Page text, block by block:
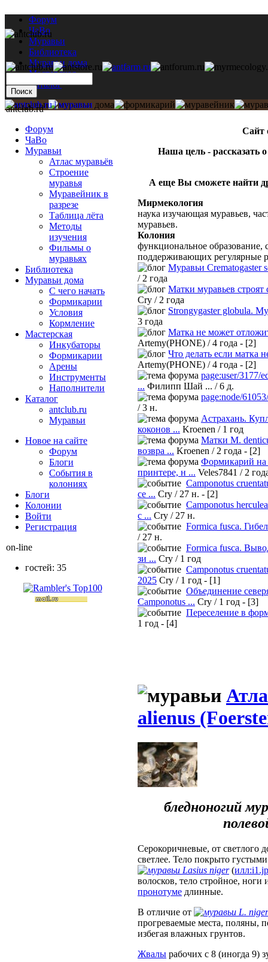
Форум
ЧаВо
Муравьи
Библиотека
Муравьи дома
Мастерская
Каталог
Cайт
Наша цель - рассказать
А еще Вы сможете найти
Мирмекология
наука изучающая муравьев,
муравьев.
Колония
функциональное образование,
поддерживающих регулярные
Муравьи Crematogaster
/ 2 года
Матки муравьев строят
Cry / 2 года
Strongygaster globula.
3 года
Матка не может
Artemy(PHONE) / 4 года - [2]
Что делать если матка
Artemy(PHONE) / 4 года - [2]
page:user/3177/
... Филипп Шай ... / 6 д.
page:node/
/ 3 н.
Астрахань.
коконов ... Kroenen / 1 год
Матки M.
возвра ... Kroenen / 2 года - [2]
Формикарий на
принтере, н ... Veles7841 / 2
Camponotus
се ... Cry / 27 н. - [2]
Camponotus
с ... Cry / 27 н.
Formica fusca.
/ 27 н.
Formica fusca.
зи ... Cry / 1 год
Camponotus
2025 Cry / 1 год - [1]
Объединение
Camponotus ... Cry / 1 год - [3]
Переселение в
1 год - [4]
alienus
бледноногий
Серокоричневые, от светлого
светлее. Тело покрыто
Lasius niger(
волосков, тело стройное, ноги
пронотуме длинные.
В отличие от
L. niger
прогреваемые места, поляны,
избегая влажных грунтов.
Жвалы рабочих с 8 (иногда 9)
antclub.ru
Форум
ЧаВо
Муравьи
Атлас муравьёв
Строение
муравья
Муравейник в
разрезе
Таблица лёта
Методы
изучения
Фильмы о
муравьях
Библиотека
Муравьи дома
С чего начать
Формикарии
Условия
Кормление
Мастерская
Инкубаторы
Формикарии
Арены
Инструменты
Наполнители
Каталог
antclub.ru
Муравьи
Новое на сайте
Форум
Блоги
События в
колониях
Блоги
Колонии
Войти
Peгиcтpaция
on-line
гостей: 35